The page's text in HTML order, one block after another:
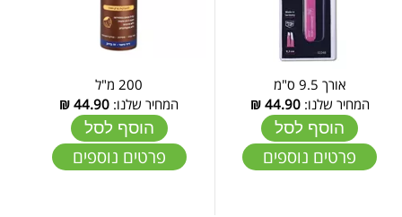
אורך 9.5 ס"מ
המחיר שלנו:44.90
₪
הוסף לסל
פרטים נוספים
200 מ"ל
המחיר שלנו: 44.90
₪
הוסף לסל
פרטים נוספים